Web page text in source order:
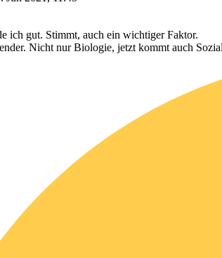
ich gut. Stimmt, auch ein wichtiger Faktor.
Nicht nur Biologie, jetzt kommt auch